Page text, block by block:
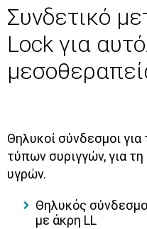
Συνδετικό
Lock για
Θηλυκοί σύνδεσμοι
τύπων συριγγών, για
υγρών.
Θηλυκός
με άκρη LL